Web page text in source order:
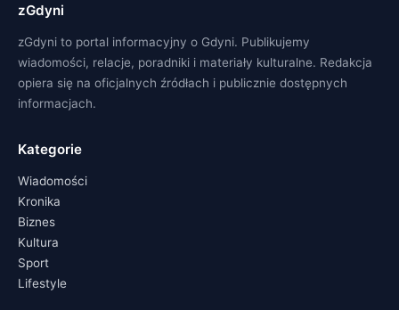
zGdyni
zGdyni to portal informacyjny o Gdyni. Publikujemy
wiadomości, relacje, poradniki i materiały kulturalne. Redakcja
opiera się na oficjalnych źródłach i publicznie dostępnych
informacjach.
Kategorie
Wiadomości
Kronika
Biznes
Kultura
Sport
Lifestyle